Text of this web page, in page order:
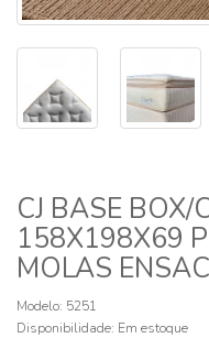
CJ BASE BOX/
158X198X69
MOLAS
Modelo: 5251
Disponibilidade: Em estoque